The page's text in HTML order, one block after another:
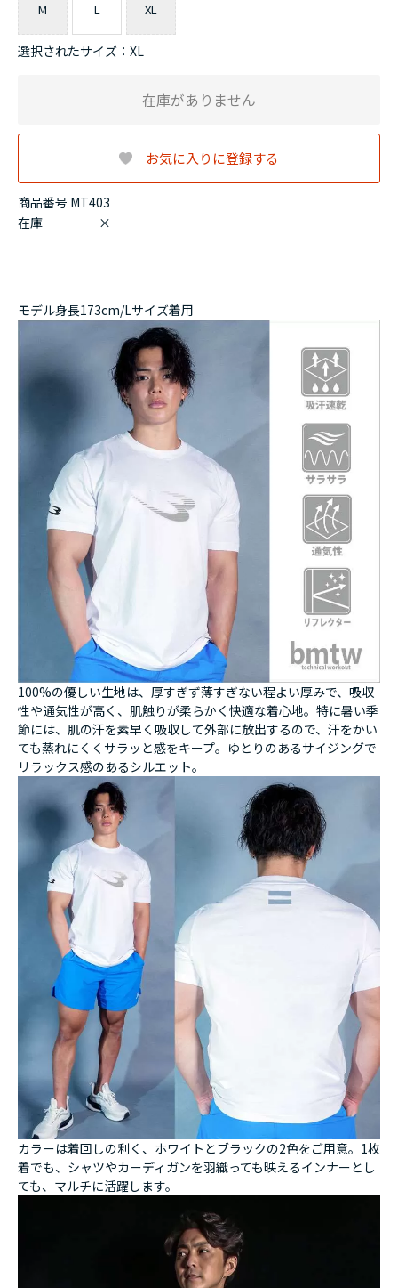
商品番号 MT403
在庫 ×
M L XL
選択されたサイズ：XL
お気に入りに登録する
在庫がありません
モデル身長173cm/Lサイズ着用
100%の優しい生地は、厚すぎず薄すぎない程よい厚みで、吸収
性や通気性が高く、肌触りが柔らかく快適な着心地。特に暑い季
節には、肌の汗を素早く吸収して外部に放出するので、汗をかい
ても蒸れにくくサラッと感をキープ。ゆとりのあるサイジングで
リラックス感のあるシルエット。
カラーは着回しの利く、ホワイトとブラックの2色をご用意。1枚
着でも、シャツやカーディガンを羽織っても映えるインナーとし
ても、マルチに活躍します。